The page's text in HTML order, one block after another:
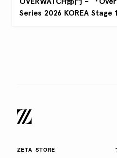
Series 2026 KOREA Stage
ZETA STORE